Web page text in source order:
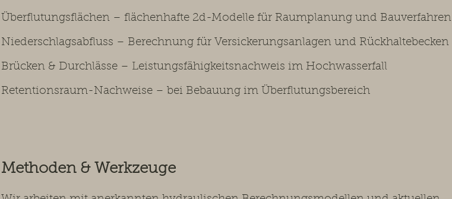
Überflutungsflächen – flächenhafte 2d-Modelle für Raumplanung und Bauverfahren
Niederschlagsabfluss – Berechnung für Versickerungsanlagen und Rückhaltebecken
Brücken & Durchlässe – Leistungsfähigkeitsnachweis im Hochwasserfall
Retentionsraum-Nachweise – bei Bebauung im Überflutungsbereich
Methoden & Werkzeuge